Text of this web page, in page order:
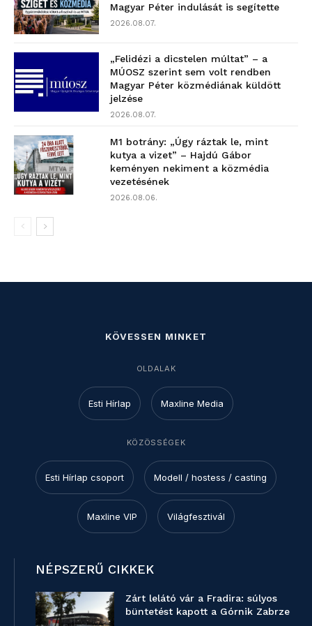
Magyar Péter indulását is segítette
2026.08.07.
„Felidézi a dicstelen múltat” – a
MÚOSZ szerint sem volt rendben
Magyar Péter közmédiának küldött
jelzése
2026.08.07.
M1 botrány: „Úgy ráztak le, mint
kutya a vizet” – Hajdú Gábor
keményen nekiment a közmédia
vezetésének
2026.08.06.
KÖVESSEN MINKET
OLDALAK
Esti Hírlap Maxline Media
KÖZÖSSÉGEK
Esti Hírlap csoport Modell / hostess / casting
Maxline VIP Világfesztivál
NÉPSZERŰ CIKKEK
Zárt lelátó vár a Fradira: súlyos
büntetést kapott a Górnik Zabrze